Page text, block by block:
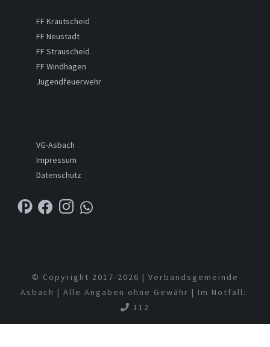
FF Krautscheid
FF Neustadt
FF Strauscheid
FF Windhagen
Jugendfeuerwehr
VG-Asbach
Impressum
Datenschutz
© Copyright 2017-2026 | Verbandsgemeinde
Asbach | Alle Angaben ohne Gewähr | Im Notfall:
112